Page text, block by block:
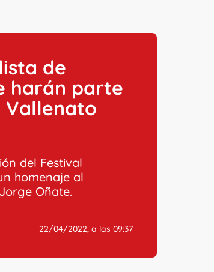
de
harán parte
Vallenato
del Festival
homenaje al
Oñate.
22/04/2022, a las 09:37